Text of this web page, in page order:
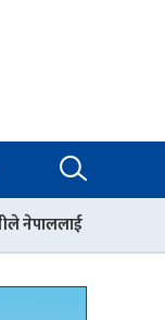
डलर बराबरको खोप र